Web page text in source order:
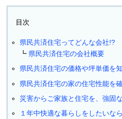
目次
県民共済住宅ってどんな会社!?
県民共済住宅の会社概要
県民共済住宅の価格や坪単価を
県民共済住宅の家の住宅性能を
災害からご家族と住宅を、強固
１年中快適な暮らしをしたいな